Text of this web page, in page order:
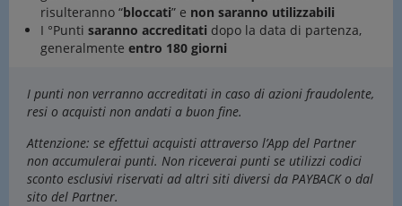
risulteranno “bloccati” e non saranno utilizzabili
I °Punti saranno accreditati dopo la data di partenza,
generalmente entro 180 giorni
I punti non verranno accreditati in caso di azioni fraudolente,
resi o acquisti non andati a buon fine.
Attenzione: se effettui acquisti attraverso l’App del Partner
non accumulerai punti. Non riceverai punti se utilizzi codici
sconto esclusivi riservati ad altri siti diversi da PAYBACK o dal
sito del Partner.